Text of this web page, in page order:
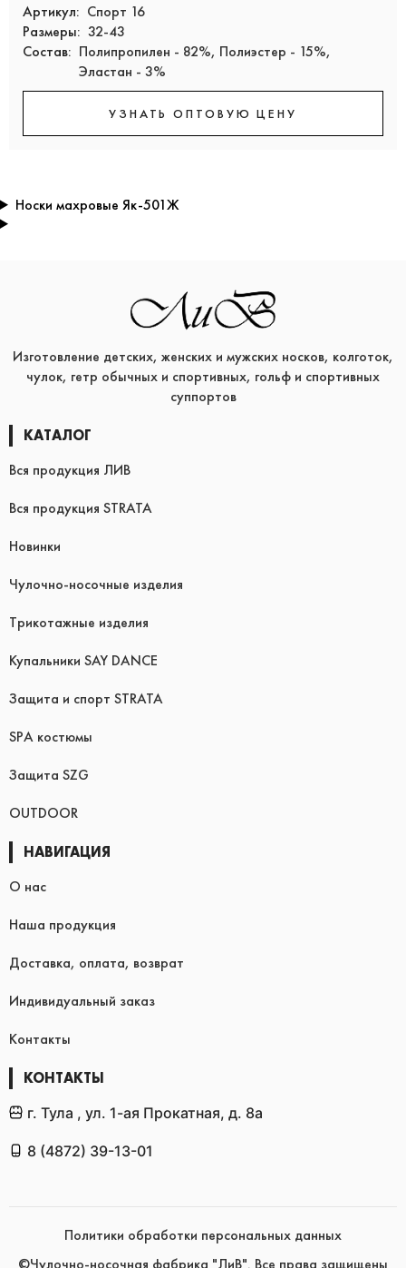
Артикул: Спорт 16
Размеры: 32-43
Состав: Полипропилен - 82%, Полиэстер - 15%,
Эластан - 3%
УЗНАТЬ ОПТОВУЮ ЦЕНУ
Носки махровые Як-501Ж
Изготовление детских, женских и мужских носков, колготок,
чулок, гетр обычных и спортивных, гольф и спортивных
суппортов
КАТАЛОГ
Вся продукция ЛИВ
Вся продукция STRATA
Новинки
Чулочно-носочные изделия
Трикотажные изделия
Купальники SAY DANCE
Защита и спорт STRATA
SPA костюмы
Защита SZG
OUTDOOR
НАВИГАЦИЯ
О нас
Наша продукция
Доставка, оплата, возврат
Индивидуальный заказ
Контакты
КОНТАКТЫ
г. Тула , ул. 1-ая Прокатная, д. 8а
8 (4872) 39-13-01
©Чулочно-носочная фабрика "ЛиВ". Все права защищены
Политики обработки персональных данных